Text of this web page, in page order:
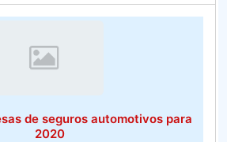
apostas
–
de seguros automotivos para
2020